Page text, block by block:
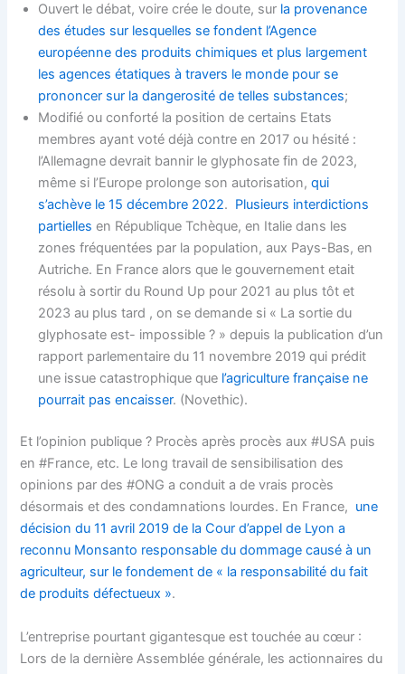
Ouvert le débat, voire crée le doute, sur la provenance
des études sur lesquelles se fondent l’Agence
européenne des produits chimiques et plus largement
les agences étatiques à travers le monde pour se
prononcer sur la dangerosité de telles substances;
Modifié ou conforté la position de certains Etats
membres ayant voté déjà contre en 2017 ou hésité :
l’Allemagne devrait bannir le glyphosate fin de 2023,
même si l’Europe prolonge son autorisation,qui
s’achève le 15 décembre 2022. Plusieurs interdictions
partielles en République Tchèque, en Italie dans les
zones fréquentées par la population, aux Pays-Bas, en
Autriche. En France alors que le gouvernement etait
résolu à sortir du Round Up pour 2021 au plus tôt et
2023 au plus tard , on se demande si « La sortie du
glyphosate est- impossible ? » depuis la publication d’un
rapport parlementaire du 11 novembre 2019 qui prédit
une issue catastrophique que l’agriculture française ne
pourrait pas encaisser. (Novethic).
Et l’opinion publique ? Procès après procès aux #USA puis
en #France, etc. Le long travail de sensibilisation des
opinions par des #ONG a conduit a de vrais procès
désormais et des condamnations lourdes. En France, une
décision du 11 avril 2019 de la Cour d’appel de Lyon a
reconnu Monsanto responsable du dommage causé à un
agriculteur, sur le fondement de « la responsabilité du fait
de produits défectueux ».
L’entreprise pourtant gigantesque est touchée au cœur :
Lors de la dernière Assemblée générale, les actionnaires du